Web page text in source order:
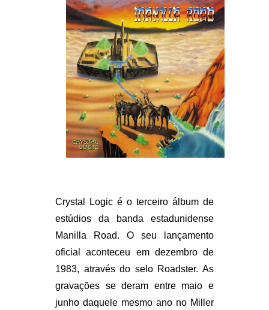
Crystal Logic é o terceiro álbum de
estúdios da banda estadunidense
Manilla Road. O seu lançamento
oficial aconteceu em dezembro de
1983, através do selo Roadster. As
gravações se deram entre maio e
junho daquele mesmo ano no Miller